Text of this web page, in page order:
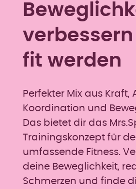
verbessern
fit werden
Perfekter Mix aus Kraft,
Koordination und
Das bietet dir das
Trainingskonzept für
umfassende Fitness.
deine Beweglichkeit,
Schmerzen und finde